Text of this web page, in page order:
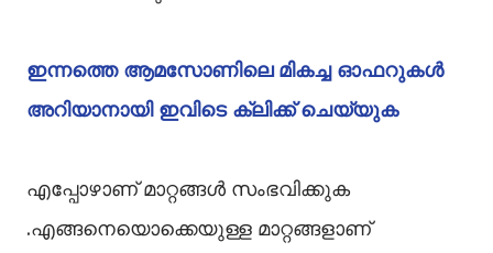
ഇന്നത്തെ ആമസോണിലെ മികച്ച ഓഫറുകൾ
അറിയാനായി ഇവിടെ ക്ലിക്ക് ചെയ്യുക
എപ്പോഴാണ് മാറ്റങ്ങൾ സംഭവിക്കുക
.എങ്ങനെയൊക്കെയുള്ള മാറ്റങ്ങളാണ്